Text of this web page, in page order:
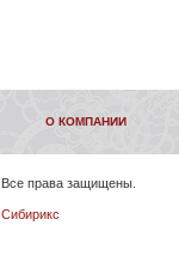
О КОМПАНИИ
. Все права защищены.
Сибирикс